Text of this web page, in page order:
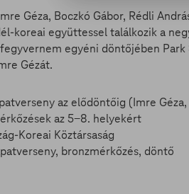
Géza, Boczkó Gábor, Rédli
koreai együttessel találkozik a
egyéni döntőjében
Gézát.
az elődöntőig (Imre Géza,
az 5-8. helyekért
Koreai Köztársaság
bronzmérkőzés, döntő